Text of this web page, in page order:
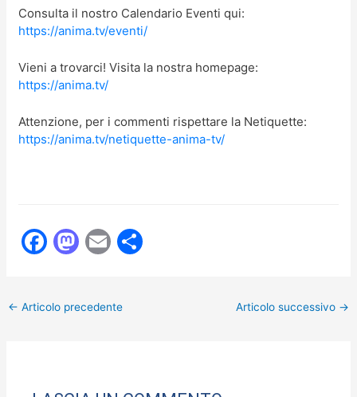
Consulta il nostro Calendario Eventi qui:
https://anima.tv/eventi/
Vieni a trovarci! Visita la nostra homepage:
https://anima.tv/
Attenzione, per i commenti rispettare la Netiquette:
https://anima.tv/netiquette-anima-tv/
F
e
M
o
E
l
← Articolo precedente Articolo successivo →